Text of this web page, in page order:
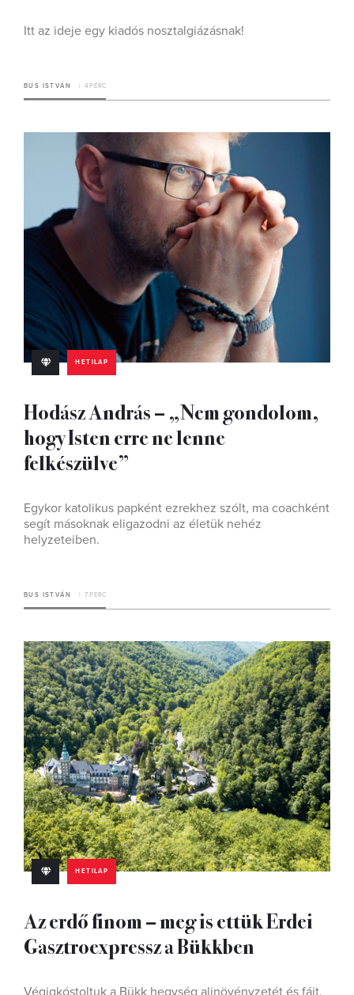
Itt az ideje egy kiadós nosztalgiázásnak!
BUS ISTVÁN 4 PERC
HETILAP
Hodász András – „Nem gondolom,
hogy Isten erre ne lenne
felkészülve”
Egykor katolikus papként ezrekhez szólt, ma coachként
segít másoknak eligazodni az életük nehéz
helyzeteiben.
BUS ISTVÁN 7 PERC
HETILAP
Az erdő finom – meg is ettük Erdei
Gasztroexpressz a Bükkben
Végigkóstoltuk a Bükk hegység aljnövényzetét és fáit.